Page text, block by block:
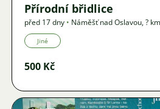
Přírodní břidlice
před 17 dny • Náměšť nad Oslavou,? km
Jiné
500 Kč